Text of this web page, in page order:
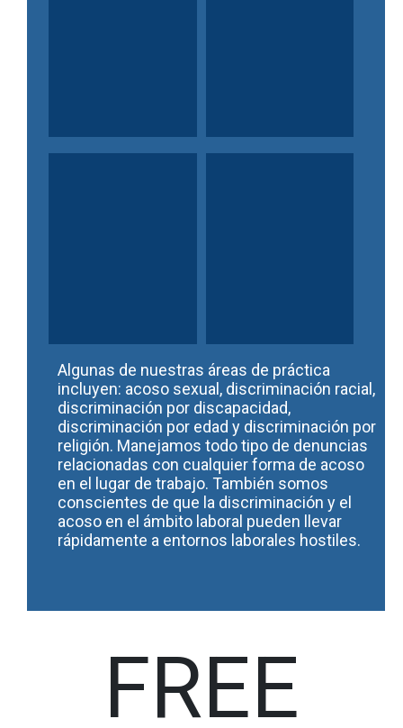
Algunas de nuestras áreas de práctica
incluyen: acoso sexual, discriminación racial,
discriminación por discapacidad,
discriminación por edad y discriminación por
religión. Manejamos todo tipo de denuncias
relacionadas con cualquier forma de acoso
en el lugar de trabajo. También somos
conscientes de que la discriminación y el
acoso en el ámbito laboral pueden llevar
rápidamente a entornos laborales hostiles.
FREE